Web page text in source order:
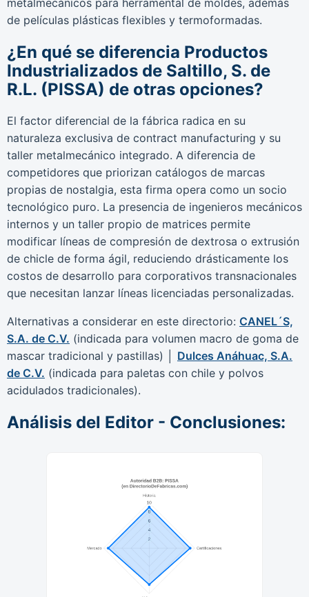
de películas plásticas flexibles y termoformadas.
¿En qué se diferencia Productos
Industrializados de Saltillo, S. de
R.L. (PISSA) de otras opciones?
El factor diferencial de la fábrica radica en su
naturaleza exclusiva de contract manufacturing y su
taller metalmecánico integrado. A diferencia de
competidores que priorizan catálogos de marcas
propias de nostalgia, esta firma opera como un socio
tecnológico puro. La presencia de ingenieros mecánicos
internos y un taller propio de matrices permite
modificar líneas de compresión de dextrosa o extrusión
de chicle de forma ágil, reduciendo drásticamente los
costos de desarrollo para corporativos transnacionales
que necesitan lanzar líneas licenciadas personalizadas.
Alternativas a considerar en este directorio: CANEL´S,
S.A. de C.V. (indicada para volumen macro de goma de
mascar tradicional y pastillas) │ Dulces Anáhuac, S.A.
de C.V. (indicada para paletas con chile y polvos
acidulados tradicionales).
Análisis del Editor - Conclusiones: